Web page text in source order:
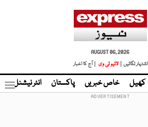
AUGUST 06, 2026
اشتہار لگائیں |
لائیو ٹی وی | آج کا اخبار
کھیل خاص خبریں پاکستان انٹر نیشنل